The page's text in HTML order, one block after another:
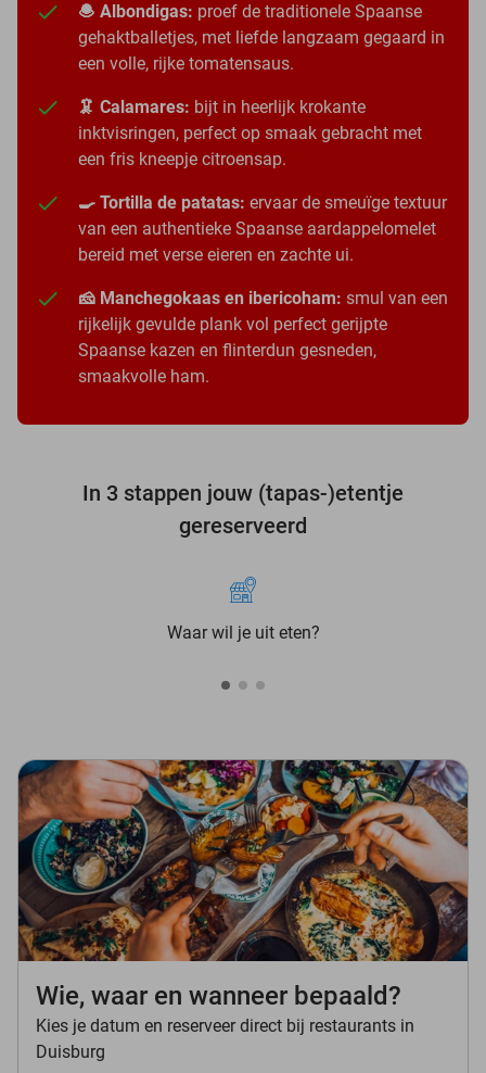
🧆 Albondigas: proef de traditionele Spaanse
gehaktballetjes, met liefde langzaam gegaard in
een volle, rijke tomatensaus.
🦑 Calamares: bijt in heerlijk krokante
inktvisringen, perfect op smaak gebracht met
een fris kneepje citroensap.
🍳 Tortilla de patatas: ervaar de smeuïge textuur
van een authentieke Spaanse aardappelomelet
bereid met verse eieren en zachte ui.
🧀 Manchegokaas en ibericoham: smul van een
rijkelijk gevulde plank vol perfect gerijpte
Spaanse kazen en flinterdun gesneden,
smaakvolle ham.
In 3 stappen jouw (tapas-)etentje
gereserveerd
Waar wil je uit eten?
Wie, waar en wanneer bepaald?
Kies je datum en reserveer direct bij restaurants in
Duisburg